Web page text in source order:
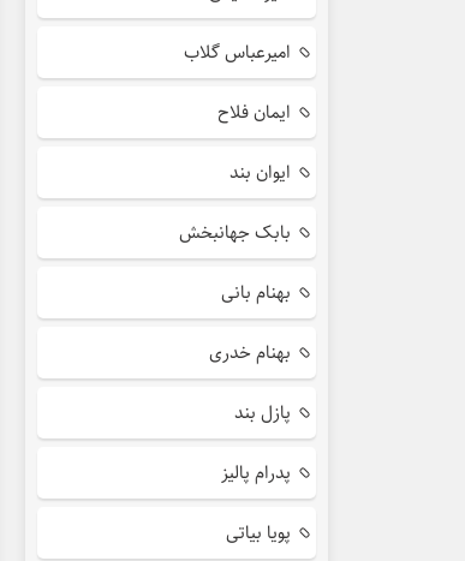
امیرعباس گلاب
ایمان فلاح
ایوان بند
بابک جهانبخش
بهنام بانی
بهنام خدری
پازل بند
پدرام پالیز
پویا بیاتی